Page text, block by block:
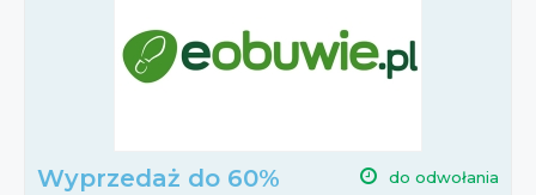
Wyprzedaż do 60% do odwołania